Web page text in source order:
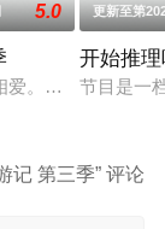
美味将持续上演
5.0
爱。第五季将讲述
更新至第
开始推
节目是一
记 第三季” 评论